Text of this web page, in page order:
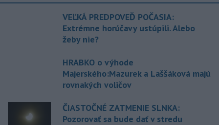
VEĽKÁ PREDPOVEĎ POČASIA:
Extrémne horúčavy ustúpili. Alebo
žeby nie?
HRABKO o výhode
Majerského:Mazurek a Laššáková majú
rovnakých voličov
ČIASTOČNÉ ZATMENIE SLNKA:
Pozorovať sa bude dať v stredu